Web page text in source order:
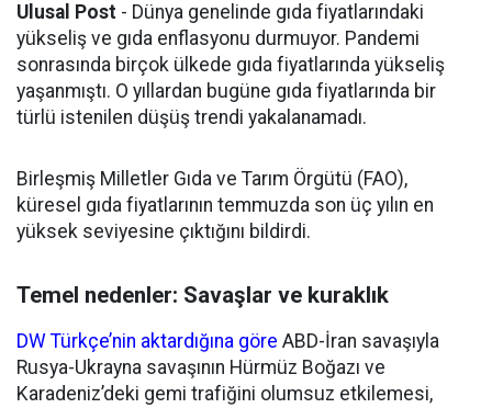
Ulusal Post - Dünya genelinde gıda fiyatlarındaki
yükseliş ve gıda enflasyonu durmuyor. Pandemi
sonrasında birçok ülkede gıda fiyatlarında yükseliş
yaşanmıştı. O yıllardan bugüne gıda fiyatlarında bir
türlü istenilen düşüş trendi yakalanamadı.
Birleşmiş Milletler Gıda ve Tarım Örgütü (FAO),
küresel gıda fiyatlarının temmuzda son üç yılın en
yüksek seviyesine çıktığını bildirdi.
Temel nedenler: Savaşlar ve kuraklık
DW Türkçe’nin aktardığına göre ABD-İran savaşıyla
Rusya-Ukrayna savaşının Hürmüz Boğazı ve
Karadeniz’deki gemi trafiğini olumsuz etkilemesi,